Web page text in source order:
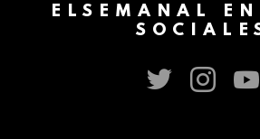
ELSEMANAL EN